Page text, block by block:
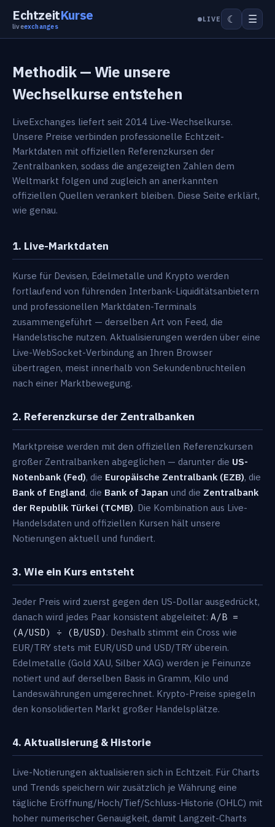
EchtzeitKurse
liveexchanges
LIVE ☾ ☰
Methodik — Wie unsere
Wechselkurse entstehen
LiveExchanges liefert seit 2014 Live-Wechselkurse.
Unsere Preise verbinden professionelle Echtzeit-
Marktdaten mit offiziellen Referenzkursen der
Zentralbanken, sodass die angezeigten Zahlen dem
Weltmarkt folgen und zugleich an anerkannten
offiziellen Quellen verankert bleiben. Diese Seite erklärt,
wie genau.
1. Live-Marktdaten
Kurse für Devisen, Edelmetalle und Krypto werden
fortlaufend von führenden Interbank-Liquiditätsanbietern
und professionellen Marktdaten-Terminals
zusammengeführt — derselben Art von Feed, die
Handelstische nutzen. Aktualisierungen werden über eine
Live-WebSocket-Verbindung an Ihren Browser
übertragen, meist innerhalb von Sekundenbruchteilen
nach einer Marktbewegung.
2. Referenzkurse der Zentralbanken
Marktpreise werden mit den offiziellen Referenzkursen
großer Zentralbanken abgeglichen — darunter die US-
Notenbank (Fed), die Europäische Zentralbank (EZB), die
Bank of England, die Bank of Japan und die Zentralbank
der Republik Türkei (TCMB). Die Kombination aus Live-
Handelsdaten und offiziellen Kursen hält unsere
Notierungen aktuell und fundiert.
3. Wie ein Kurs entsteht
Jeder Preis wird zuerst gegen den US-Dollar ausgedrückt,
danach wird jedes Paar konsistent abgeleitet: A/B =
(A/USD) ÷ (B/USD) . Deshalb stimmt ein Cross wie
EUR/TRY stets mit EUR/USD und USD/TRY überein.
Edelmetalle (Gold XAU, Silber XAG) werden je Feinunze
notiert und auf derselben Basis in Gramm, Kilo und
Landeswährungen umgerechnet. Krypto-Preise spiegeln
den konsolidierten Markt großer Handelsplätze.
4. Aktualisierung & Historie
Live-Notierungen aktualisieren sich in Echtzeit. Für Charts
und Trends speichern wir zusätzlich je Währung eine
tägliche Eröffnung/Hoch/Tief/Schluss-Historie (OHLC) mit
hoher numerischer Genauigkeit, damit Langzeit-Charts